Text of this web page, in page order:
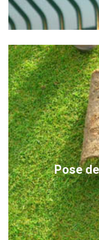
Pose